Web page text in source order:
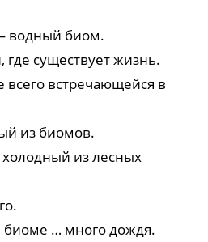
водный биом.
существует жизнь.
встречающейся в
из биомов.
из лесных
… много дождя.